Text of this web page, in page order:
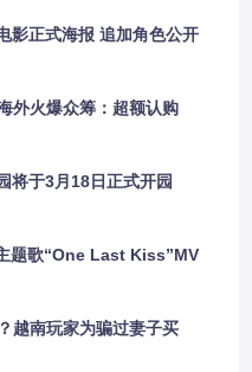
影正式海报 追加角色公开
外火爆众筹：超额认购
将于3月18日正式开园
题歌“One Last Kiss”MV
越南玩家为骗过妻子买